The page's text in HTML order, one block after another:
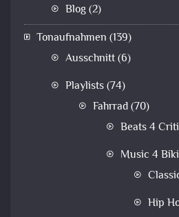
Blog(2)
Tonaufnahmen (139)
Ausschnitt(6)
Playlists(74)
Fahrrad(70)
Beats 4
Music 4
Hip